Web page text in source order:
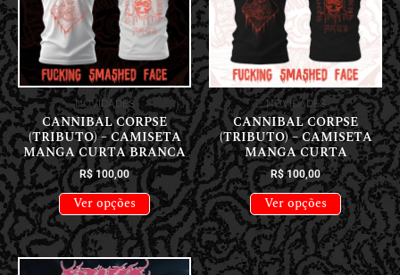
NOVIDADES
CANNIBAL CORPSE
(TRIBUTO) – CAMISETA
MANGA CURTA BRANCA
R$100,00
Ver opções
NOVIDADES
CANNIBAL CORPSE
(TRIBUTO) – CAMISETA
MANGA CURTA
R$100,00
Ver opções